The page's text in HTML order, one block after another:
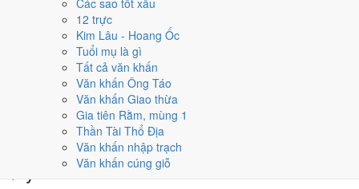
12 trực
Kim Lâu - Hoang Ốc
Tuổi mụ là gì
Tất cả văn khấn
Văn khấn Ông Táo
Văn khấn Giao thừa
Gia tiên Rằm, mùng 1
Thần Tài Thổ Địa
Văn khấn nhập trạch
Văn khấn cúng giỗ
Ngày Quý Mùi có 6 giờ Hoàng Đạo
Tỵ (09h-11h), Thân (15h-17h), Tuất (19h-21h), Hợi (21h-23h)
Khung dễ sắp xếp nhất trong giờ hành chính là
khung Hắc Đạo nên né khi ký kết hoặc xuất hành.
6 8 9 10 11 12 13 14 15
Hoàng đạo (tốt) Hắc đạo (xấu) Giờ hiện tại
6 giờ Hoàng Đạo và 6 giờ Hắc Đạo ngày
Quý Mùi